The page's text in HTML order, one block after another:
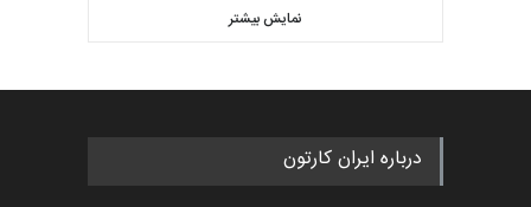
کتابخانۀ ممتا…
مسابقه بین‌المللی کارتون آیدین
دوغان، ترکیه،…
گالری حدود یک ماه قبل
نمایش بیشتر
درباره ایران کارتون